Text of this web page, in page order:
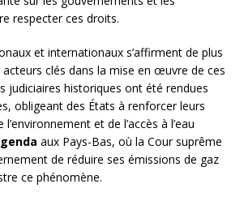
respecter ces droits.
et internationaux s’affirment de plus
clés dans la mise en œuvre de ces
judiciaires historiques ont été rendues
obligeant des États à renforcer leurs
et de l’accès à l’eau
aux Pays-Bas, où la Cour suprême
de réduire ses émissions de gaz
ce phénomène.